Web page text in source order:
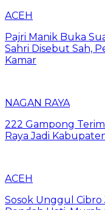
ACEH
Pajri Manik Buka
Sahri Disebut Sah,
Kamar
NAGAN RAYA
222 Gampong
Raya Jadi
ACEH
Sosok Unggul